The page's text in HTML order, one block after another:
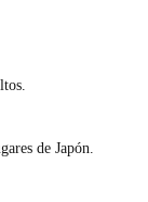
de Japón.